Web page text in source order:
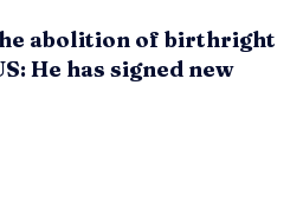
abolition of birthright
He has signed new